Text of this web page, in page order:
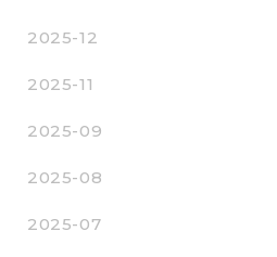
2025-12
2025-11
2025-09
2025-08
2025-07